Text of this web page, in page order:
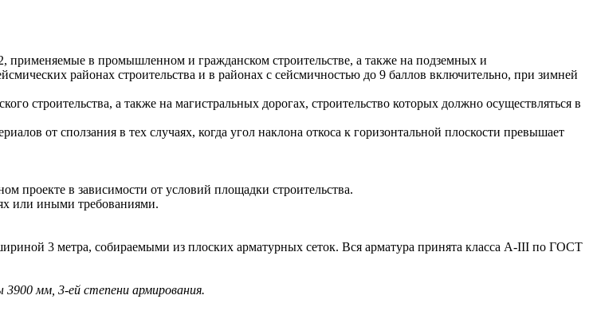
в промышленном и гражданском строительстве, а также на подземных и
районах строительства и в районах с сейсмичностью до 9 баллов включительно, при зимней
строительства, а также на магистральных дорогах, строительство которых должно осуществляться в
от сползания в тех случаях, когда угол наклона откоса к горизонтальной плоскости превышает
проекте в зависимости от условий площадки строительства.
или иными требованиями.
3 метра, собираемыми из плоских арматурных сеток. Вся арматура принята класса А-III по ГОСТ
мм, 3-ей степени армирования.